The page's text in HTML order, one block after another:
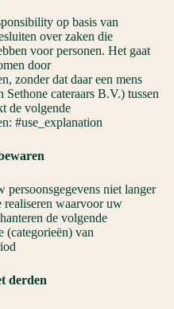
op basis van
over zaken die
voor personen. Het gaat
door
zonder dat daar een mens
cateraars B.V.) tussen
de volgende
#use_explanation
persoonsgegevens niet langer
realiseren waarvoor uw
de volgende
(categorieën) van
derden